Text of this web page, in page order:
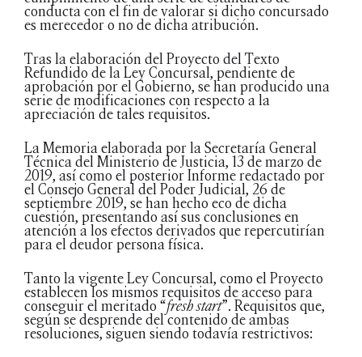
conducta con el fin de valorar si dicho concursado
es merecedor o no de dicha atribución.
Tras la elaboración del Proyecto del Texto
Refundido de la Ley Concursal, pendiente de
aprobación por el Gobierno, se han producido una
serie de modificaciones con respecto a la
apreciación de tales requisitos.
La Memoria elaborada por la Secretaría General
Técnica del Ministerio de Justicia, 13 de marzo de
2019, así como el posterior Informe redactado por
el Consejo General del Poder Judicial, 26 de
septiembre 2019, se han hecho eco de dicha
cuestión, presentando así sus conclusiones en
atención a los efectos derivados que repercutirían
para el deudor persona física.
Tanto la vigente Ley Concursal, como el Proyecto
establecen los mismos requisitos de acceso para
conseguir el meritado “fresh start”. Requisitos que,
según se desprende del contenido de ambas
resoluciones, siguen siendo todavía restrictivos: